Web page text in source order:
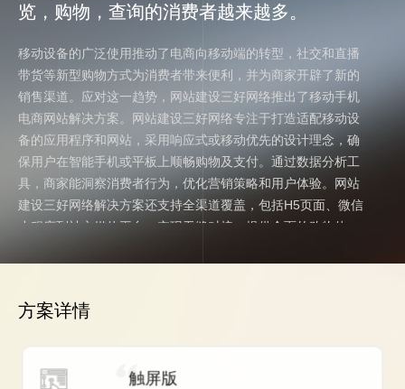
览，购物，查询的消费者越来越多。
览，购物，查询的消费者越来越多。
移动设备的广泛使用推动了电商向移动端的转型，社交和直播
带货等新型购物方式为消费者带来便利，并为商家开辟了新的
销售渠道。应对这一趋势，网站建设三好网络推出了移动手机
电商网站解决方案。网站建设三好网络专注于打造适配移动设
备的应用程序和网站，采用响应式或移动优先的设计理念，确
保用户在智能手机或平板上顺畅购物及支付。通过数据分析工
具，商家能洞察消费者行为，优化营销策略和用户体验。网站
建设三好网络解决方案还支持全渠道覆盖，包括H5页面、微信
小程序到社交媒体平台，实现无缝对接，提供全面的购物体
管理店铺和订单，并提供技术支持。面对促销等活动带来的流
方案详情
触屏版